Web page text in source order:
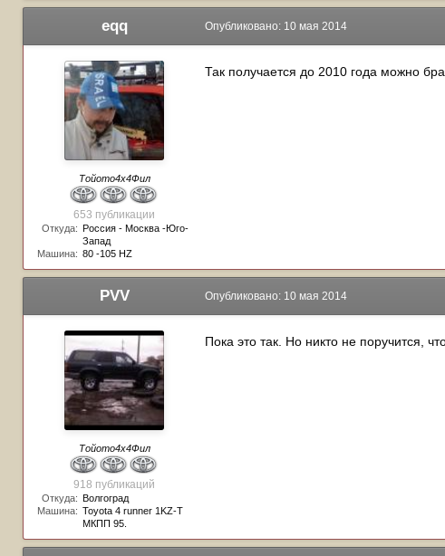
eqq
Тойото4х4Фил
653 публикации
Откуда: Россия - Москва -Юго-
Запад
Машина: 80 -105 HZ
Опубликовано: 10 мая 2014
Так получается до 2010 года можно
PVV
Тойото4х4Фил
918 публикаций
Откуда: Волгоград
Машина: Toyota 4 runner 1KZ-T
МКПП 95.
Опубликовано: 10 мая 2014
Пока это так. Но никто не поручится,